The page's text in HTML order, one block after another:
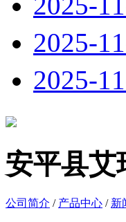
2025-
2025-
安平县艾
公司简介 / 产品中心 / 新